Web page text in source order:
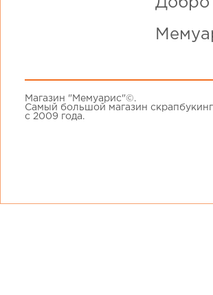
Добро
Магазин "Мемуарис"©.
Самый большой магазин
с 2009 года.